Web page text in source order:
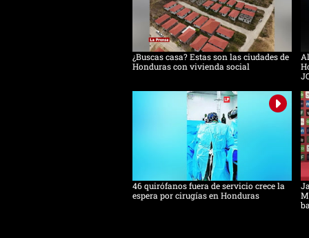
¿Buscas casa? Estas son las ciudades de
Honduras con vivienda social
46 quirófanos fuera de servicio crece la
espera por cirugías en Honduras